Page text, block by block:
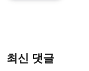
최신 댓글